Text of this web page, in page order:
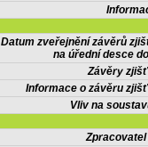
Datum zveřejnění závěrů
na úřední desce
Závěry
Informace o závěru
Vliv na